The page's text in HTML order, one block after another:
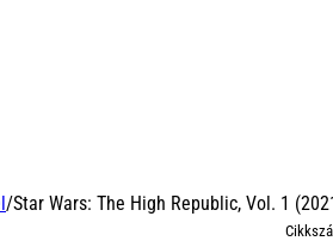
/Star Wars: The High Republic, Vol. 1